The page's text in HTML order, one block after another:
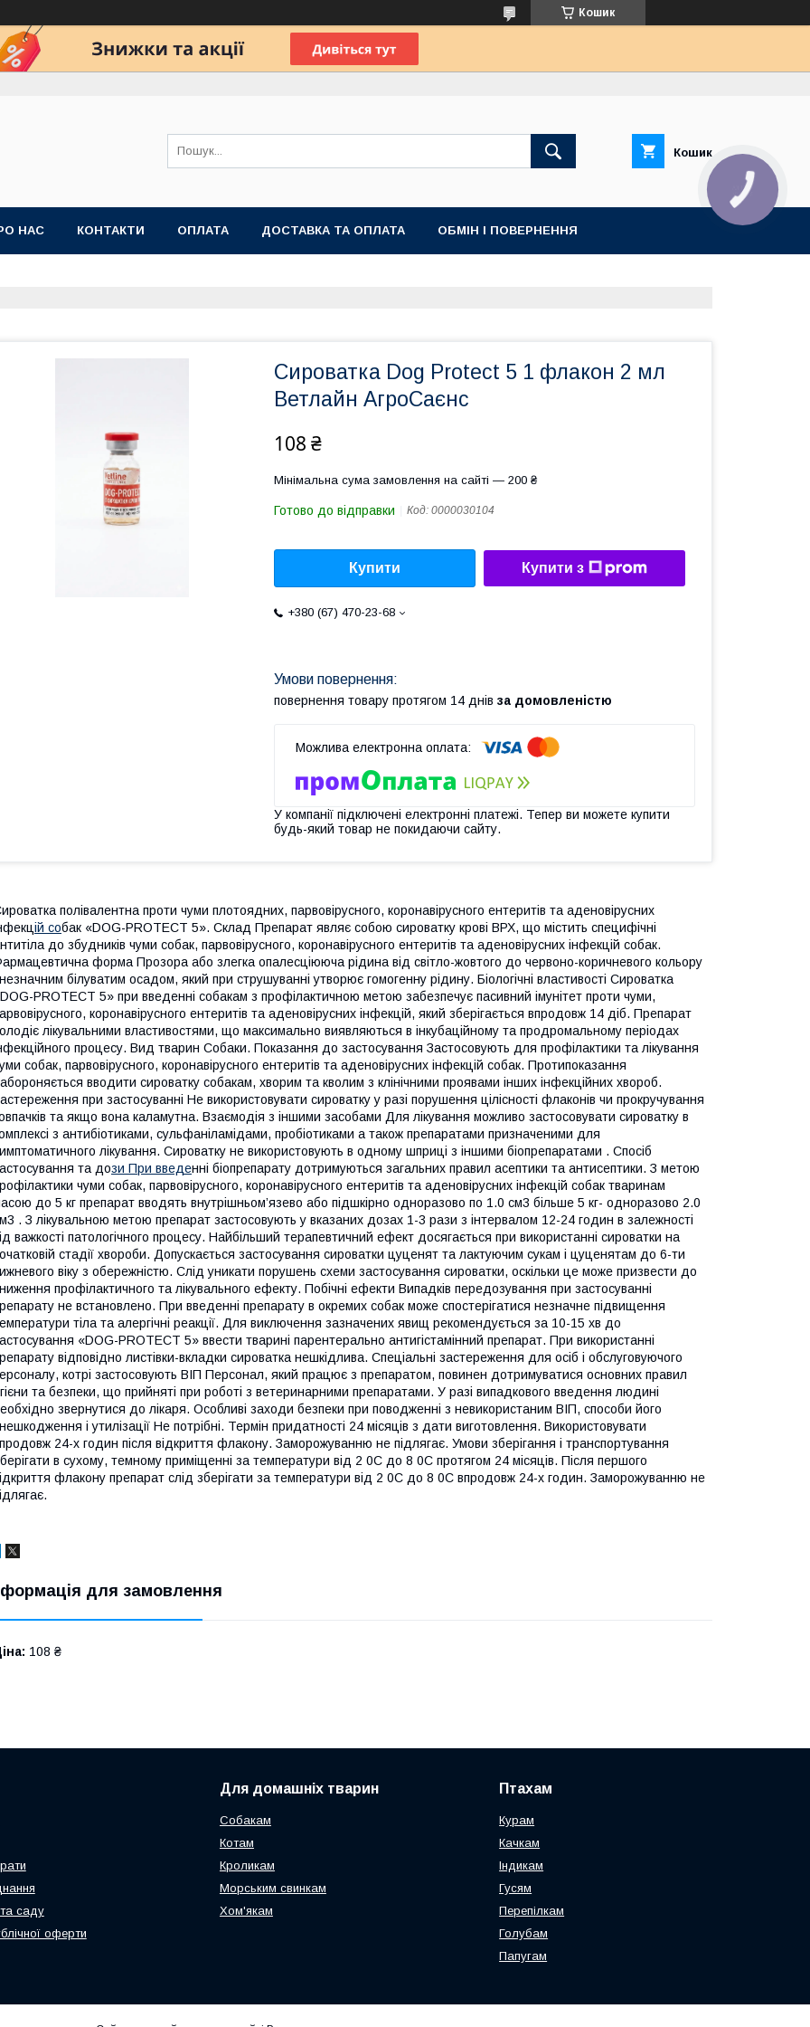
Кошик
Кошик
НАС КОНТАКТИ ОПЛАТА ДОСТАВКА ТА ОПЛАТА ОБМІН І ПОВЕРНЕННЯ
Сироватка Dog Protect 5 1 флакон 2 мл
Ветлайн АгроСаєнс
108 ₴
Мінімальна сума замовлення на сайті — 200 ₴
Готово до відправки Код: 0000030104
Купити Купити з
+380 (67) 470-23-68
повернення товару протягом 14 днів за домовленістю
У компанії підключені електронні платежі. Тепер ви можете купити
будь-який товар не покидаючи сайту.
полівалентна проти чуми плотоядних, парвовірусного, коронавірусного ентеритів та аденовірусних
ій собак «DOG-PROTECT 5». Склад Препарат являє собою сироватку крові ВРХ, що містить специфічні
до збудників чуми собак, парвовірусного, коронавірусного ентеритів та аденовірусних інфекцій собак.
форма Прозора або злегка опалесціююча рідина від світло-жовтого до червоно-коричневого кольору
незначним білуватим осадом, який при струшуванні утворює гомогенну рідину. Біологічні властивості Сироватка
PROTECT 5» при введенні собакам з профілактичною метою забезпечує пасивний імунітет проти чуми,
коронавірусного ентеритів та аденовірусних інфекцій, який зберігається впродовж 14 діб. Препарат
лікувальними властивостями, що максимально виявляються в інкубаційному та продромальному періодах
процесу. Вид тварин Собаки. Показання до застосування Застосовують для профілактики та лікування
собак, парвовірусного, коронавірусного ентеритів та аденовірусних інфекцій собак. Протипоказання
вводити сироватку собакам, хворим та кволим з клінічними проявами інших інфекційних хвороб.
при застосуванні Не використовувати cироватку у разі порушення цілісності флаконів чи прокручування
та якщо вона каламутна. Взаємодія з іншими засобами Для лікування можливо застосовувати сироватку в
з антибіотиками, сульфаніламідами, пробіотиками а також препаратами призначеними для
лікування. Сироватку не використовують в одному шприці з іншими біопрепаратами . Спосіб
та дози При введенні біопрепарату дотримуються загальних правил асептики та антисептики. З метою
чуми собак, парвовірусного, коронавірусного ентеритів та аденовірусних інфекцій собак тваринам
до 5 кг препарат вводять внутрішньом’язево або підшкірно одноразово по 1.0 см3 більше 5 кг- одноразово 2.0
. З лікувальною метою препарат застосовують у вказаних дозах 1-3 рази з інтервалом 12-24 годин в залежності
важкості патологічного процесу. Найбільший терапевтичний ефект досягається при використанні сироватки на
стадії хвороби. Допускається застосування сироватки цуценят та лактуючим сукам і цуценятам до 6-ти
віку з обережністю. Слід уникати порушень схеми застосування сироватки, оскільки це може призвести до
профілактичного та лікувального ефекту. Побічні ефекти Випадків передозування при застосуванні
не встановлено. При введенні препарату в окремих собак може спостерігатися незначне підвищення
тіла та алергічні реакції. Для виключення зазначених явищ рекомендується за 10-15 хв до
«DOG-PROTECT 5» ввести тварині парентерально антигістамінний препарат. При використанні
відповідно листівки-вкладки сироватка нешкідлива. Спеціальні застереження для осіб і обслуговуючого
котрі застосовують ВІП Персонал, який працює з препаратом, повинен дотримуватися основних правил
та безпеки, що прийняті при роботі з ветеринарними препаратами. У разі випадкового введення людині
звернутися до лікаря. Особливі заходи безпеки при поводженні з невикористаним ВІП, способи його
і утилізації Не потрібні. Термін придатності 24 місяців з дати виготовлення. Використовувати
24-х годин після відкриття флакону. Заморожуванню не підлягає. Умови зберігання і транспортування
в сухому, темному приміщенні за температури від 2 0С до 8 0С протягом 24 місяців. Після першого
флакону препарат слід зберігати за температури від 2 0С до 8 0С впродовж 24-х годин. Заморожуванню не
для замовлення
108 ₴
саду
оферти
Для домашніх тварин
Собакам
Котам
Кроликам
Морським свинкам
Хом'якам
Птахам
Курам
Качкам
Індикам
Гусям
Перепілкам
Голубам
Папугам
КНОПКА
ЗВ'ЯЗКУ